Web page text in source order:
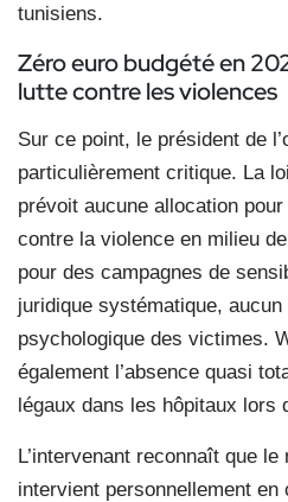
tunisiens.
Zéro euro budgété en
lutte contre les violences
Sur ce point, le président de
particulièrement critique. La
prévoit aucune allocation
contre la violence en milieu
pour des campagnes de
juridique systématique, aucun
psychologique des victimes.
également l’absence quasi
légaux dans les hôpitaux lors
L’intervenant reconnaît que
intervient personnellement en